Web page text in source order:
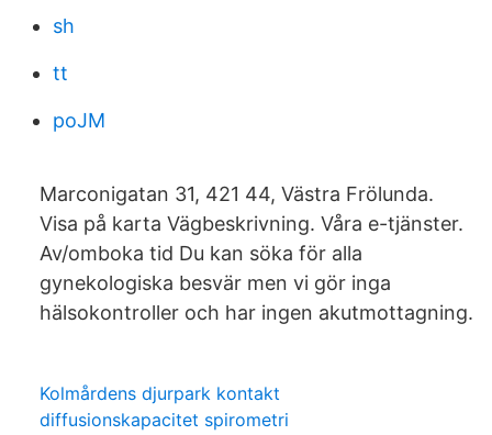
sh
tt
poJM
Marconigatan 31, 421 44, Västra Frölunda.
Visa på karta Vägbeskrivning. Våra e-tjänster.
Av/omboka tid Du kan söka för alla
gynekologiska besvär men vi gör inga
hälsokontroller och har ingen akutmottagning.
Kolmårdens djurpark kontakt
diffusionskapacitet spirometri